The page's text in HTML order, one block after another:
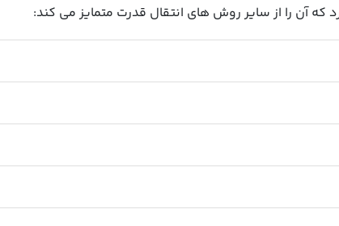
که آن را از سایر روش های انتقال قدرت متمایز می کند: